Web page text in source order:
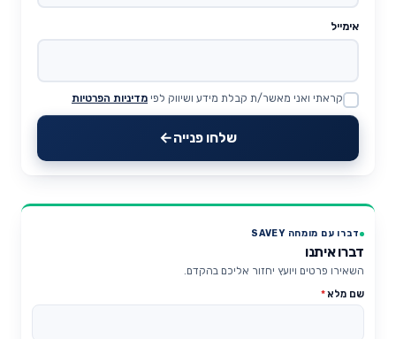
אימייל
Website
קראתי ואני מאשר/ת קבלת מידע ושיווק לפי מדיניות הפרטיות
שלחו פנייה
דברו עם מומחה SAVEY
דברו איתנו
השאירו פרטים ויועץ יחזור אליכם בהקדם.
שם מלא*